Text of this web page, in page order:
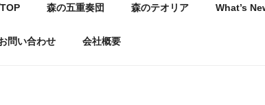
森の五重奏団 森のテオリア What’s
問い合わせ 会社概要